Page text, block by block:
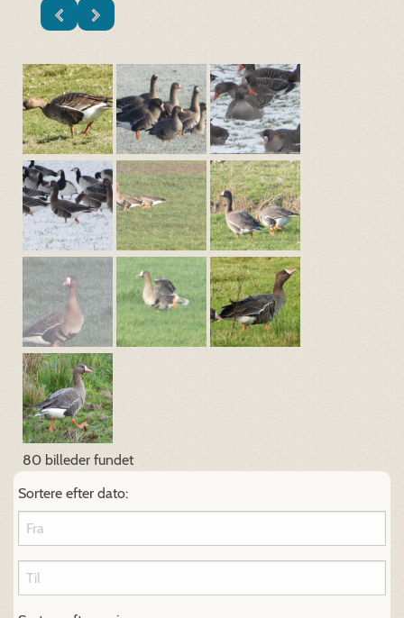
80 billeder fundet
Sortere efter dato: